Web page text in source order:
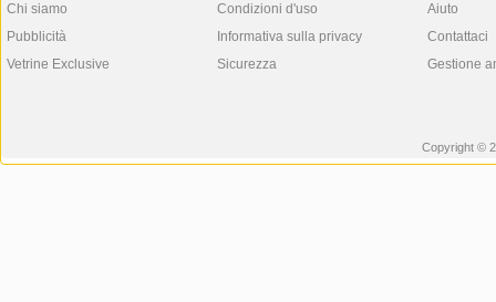
Chi siamo
Pubblicità
Vetrine Exclusive
Condizioni d'uso
Informativa sulla privacy
Sicurezza
Aiuto
Contattaci
Gestione
Copyright ©